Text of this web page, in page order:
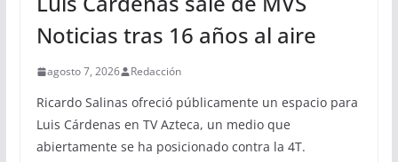
Noticias tras 16 años al aire
agosto 7, 2026 Redacción
Ricardo Salinas ofreció públicamente un espacio para
Luis Cárdenas en TV Azteca, un medio que
abiertamente se ha posicionado contra la 4T.